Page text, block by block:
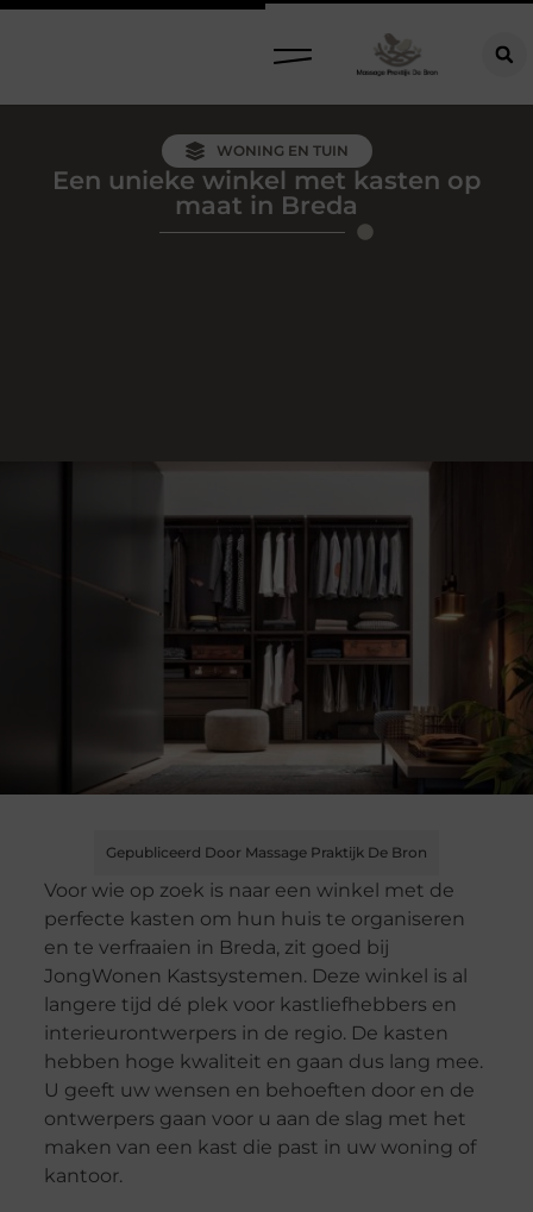
WONING EN TUIN
Een unieke winkel met kasten op
maat in Breda
Gepubliceerd Door Massage Praktijk De Bron
Voor wie op zoek is naar een winkel met de
perfecte kasten om hun huis te organiseren
en te verfraaien in Breda, zit goed bij
JongWonen Kastsystemen. Deze winkel is al
langere tijd dé plek voor kastliefhebbers en
interieurontwerpers in de regio. De kasten
hebben hoge kwaliteit en gaan dus lang mee.
U geeft uw wensen en behoeften door en de
ontwerpers gaan voor u aan de slag met het
maken van een kast die past in uw woning of
kantoor.